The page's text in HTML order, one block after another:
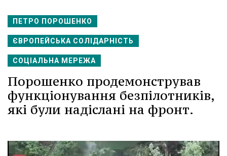
ПЕТРО ПОРОШЕНКО
ЄВРОПЕЙСЬКА СОЛІДАРНІСТЬ
СОЦІАЛЬНА МЕРЕЖА
Порошенко продемонстрував
функціонування безпілотників,
які були надіслані на фронт.